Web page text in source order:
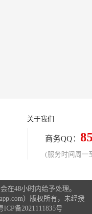
关于我们
商务QQ：
(服务时间周一
在48小时内给予处理。
）版权所有，未经授
ICP备2021111835号